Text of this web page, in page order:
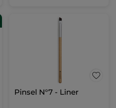
Pinsel N°7 - Liner